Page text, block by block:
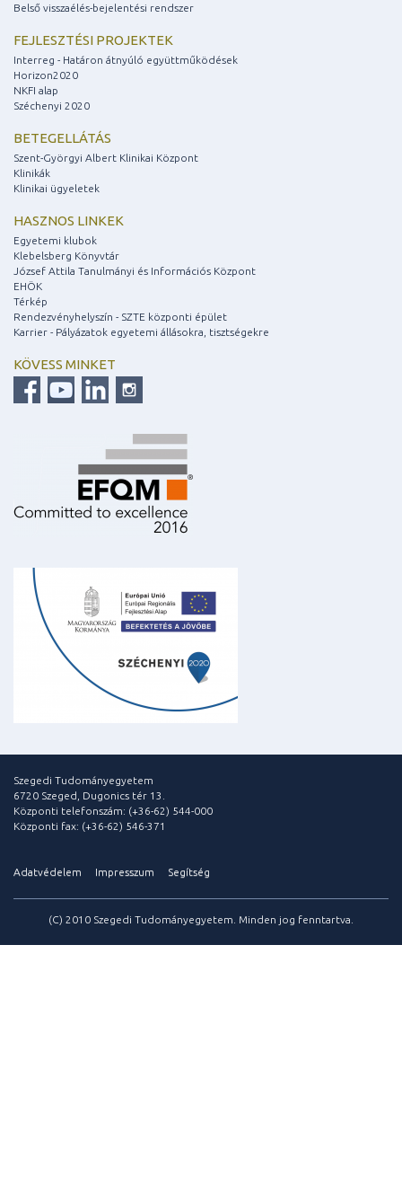
Belső visszaélés-bejelentési rendszer
FEJLESZTÉSI PROJEKTEK
Interreg - Határon átnyúló együttműködések
Horizon2020
NKFI alap
Széchenyi 2020
BETEGELLÁTÁS
Szent-Györgyi Albert Klinikai Központ
Klinikák
Klinikai ügyeletek
HASZNOS LINKEK
Egyetemi klubok
Klebelsberg Könyvtár
József Attila Tanulmányi és Információs Központ
EHÖK
Térkép
Rendezvényhelyszín - SZTE központi épület
Karrier - Pályázatok egyetemi állásokra, tisztségekre
KÖVESS MINKET
Szegedi Tudományegyetem
6720 Szeged, Dugonics tér 13.
Központi telefonszám: (+36-62) 544-000
Központi fax: (+36-62) 546-371
Adatvédelem Impresszum Segítség
(C) 2010 Szegedi Tudományegyetem. Minden jog fenntartva.